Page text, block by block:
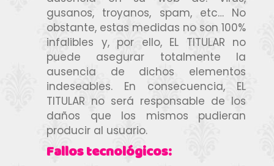
gusanos, troyanos, spam, etc… No
obstante, estas medidas no son 100%
infalibles y, por ello, EL TITULAR no
puede asegurar totalmente la
ausencia de dichos elementos
indeseables. En consecuencia, EL
TITULAR no será responsable de los
daños que los mismos pudieran
producir al usuario.
Fallos tecnológicos: